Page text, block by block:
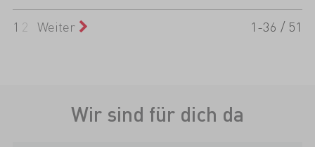
1 2 Weiter 1-36 / 51
Wir sind für dich da